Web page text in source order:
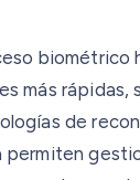
biométrico
más rápidas,
de
permiten